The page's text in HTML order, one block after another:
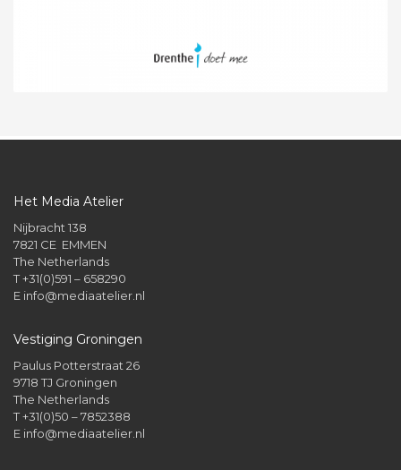
Het Media Atelier
Nijbracht 138
7821 CE EMMEN
The Netherlands
T +31(0)591 – 658290
E info@mediaatelier.nl
Vestiging Groningen
Paulus Potterstraat 26
9718 TJ Groningen
The Netherlands
T +31(0)50 – 7852388
E info@mediaatelier.nl